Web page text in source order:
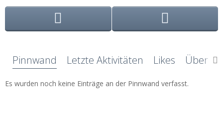
Pinnwand Letzte Aktivitäten Likes Über
Es wurden noch keine Einträge an der Pinnwand verfasst.